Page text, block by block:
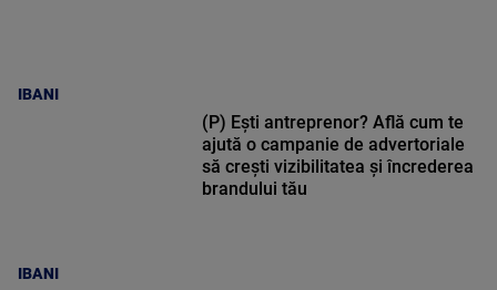
IBANI
IBANI
(P) Ești antreprenor? Află cum te
ajută o campanie de advertoriale
să crești vizibilitatea și încrederea
brandului tău